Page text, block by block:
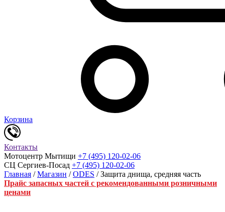
Корзина
Контакты
Мотоцентр Мытищи +7 (495) 120-02-06
СЦ Сергиев-Посад +7 (495) 120-02-06
Главная /Магазин /ODES / Защита днища, средняя часть
Прайс запасных частей с рекомендованными розничными
ценами